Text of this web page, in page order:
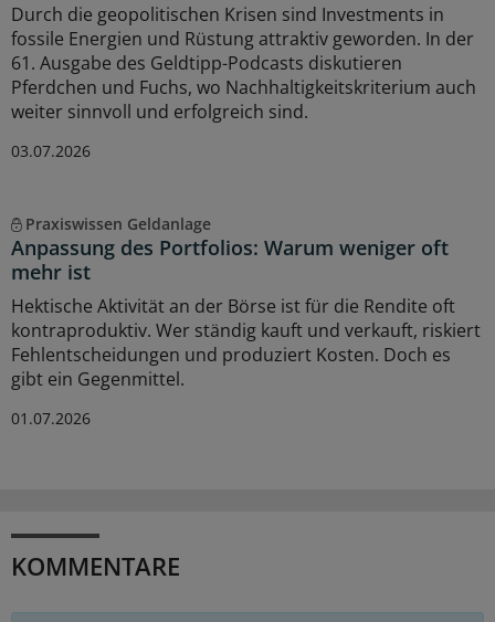
Durch die geopolitischen Krisen sind Investments in
fossile Energien und Rüstung attraktiv geworden. In der
61. Ausgabe des Geldtipp-Podcasts diskutieren
Pferdchen und Fuchs, wo Nachhaltigkeitskriterium auch
weiter sinnvoll und erfolgreich sind.
03.07.2026
Praxiswissen Geldanlage
Anpassung des Portfolios: Warum weniger oft
mehr ist
Hektische Aktivität an der Börse ist für die Rendite oft
kontraproduktiv. Wer ständig kauft und verkauft, riskiert
Fehlentscheidungen und produziert Kosten. Doch es
gibt ein Gegenmittel.
01.07.2026
KOMMENTARE